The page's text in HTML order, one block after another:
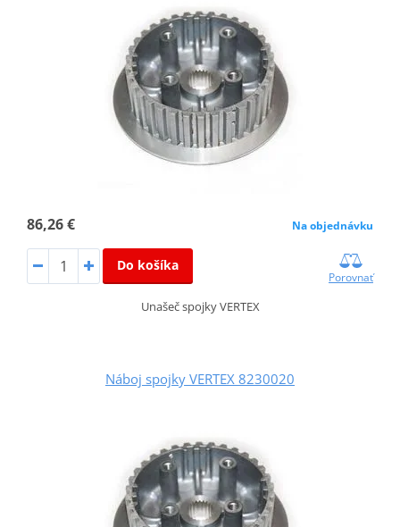
86,26 € Na objednávku
Do košíka
Porovnať
Unašeč spojky VERTEX
Náboj spojky VERTEX 8230020